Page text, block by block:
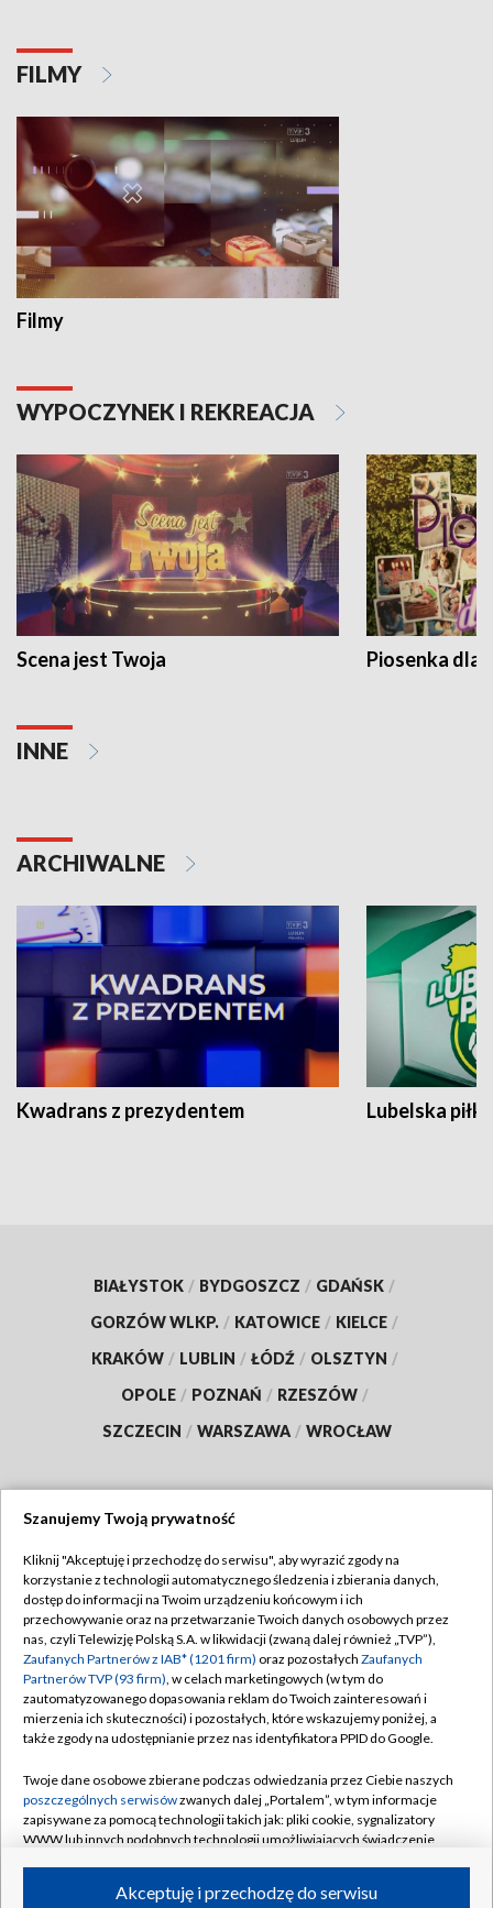
FILMY
Filmy
WYPOCZYNEK I REKREACJA
Scena jest Twoja Piosenka dla
INNE
ARCHIWALNE
Kwadrans z prezydentem Lubelska piłka
BIAŁYSTOK / BYDGOSZCZ / GDAŃSK /
GORZÓW WLKP. / KATOWICE / KIELCE /
KRAKÓW / LUBLIN / ŁÓDŹ / OLSZTYN /
OPOLE / POZNAŃ / RZESZÓW /
SZCZECIN / WARSZAWA / WROCŁAW
TVP
Abonament TVP
Emisja w TVP
Centrum informacji TVP
Naziemna Telewizja Cyfrowa
Rada Programowa
System NOS
Informacje o nadawcy
Program dla prasy
Regulamin TVP
Polityka prywatności
Moje zgody
Pomoc
Kontakt
Kanały
Szanujemy Twoją prywatność
Kliknij "Akceptuję i przechodzę do serwisu", aby wyrazić zgody na
korzystanie z technologii automatycznego śledzenia i zbierania danych,
dostęp do informacji na Twoim urządzeniu końcowym i ich
przechowywanie oraz na przetwarzanie Twoich danych osobowych przez
nas, czyli Telewizję Polską S.A. w likwidacji (zwaną dalej również „TVP”),
Zaufanych Partnerów z IAB* (1201 firm) oraz pozostałych Zaufanych
Partnerów TVP (93 firm), w celach marketingowych (w tym do
zautomatyzowanego dopasowania reklam do Twoich zainteresowań i
mierzenia ich skuteczności) i pozostałych, które wskazujemy poniżej, a
także zgody na udostępnianie przez nas identyfikatora PPID do Google.
Twoje dane osobowe zbierane podczas odwiedzania przez Ciebie naszych
poszczególnych serwisówzwanych dalej „Portalem”, w tym informacje
zapisywane za pomocą technologii takich jak: pliki cookie, sygnalizatory
WWW lub innych podobnych technologii umożliwiających świadczenie
ruchu w Internecie.Akceptuję i przechodzę do serwisu